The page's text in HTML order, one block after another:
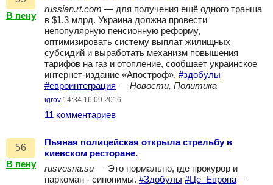
В пену
russian.rt.com — для получения ещё одного транша
в $1,3 млрд. Украина должна провести
непопулярную пенсионную реформу,
оптимизировать систему выплат жилищных
субсидий и выработать механизм повышения
тарифов на газ и отопление, сообщает украинское
интернет-издание «Апостроф». #здобулы
#евроинтеграция — Новости, Политика
igrov 14:34 16.09.2016
11 комментариев
56
В пену
Пьяная полицейская открыла стрельбу в
киевском ресторане.
rusvesna.su — Это нормально, где прокурор и
наркоман - синонимы. #Здобулы #Це_Европа —